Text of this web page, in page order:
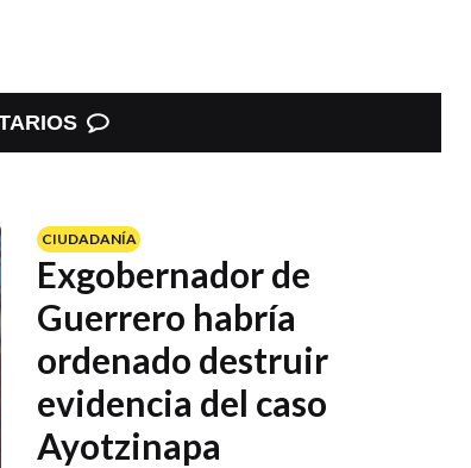
CIUDADANÍA
Exgobernador de
Guerrero habría
ordenado destruir
evidencia del caso
Ayotzinapa